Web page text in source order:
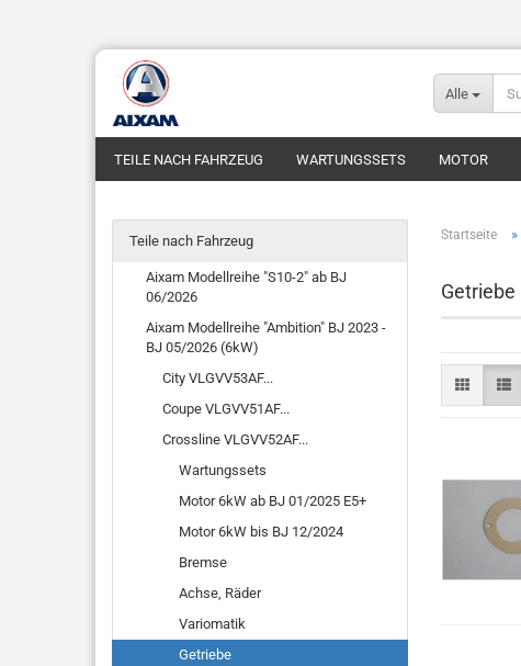
Alle
TEILE NACH FAHRZEUG WARTUNGSSETS MOTOR
Startseite »
Getriebe
Teile nach Fahrzeug
Aixam Modellreihe "S10-2" ab BJ
06/2026
Aixam Modellreihe "Ambition" BJ 2023 -
BJ 05/2026 (6kW)
City VLGVV53AF...
Coupe VLGVV51AF...
Crossline VLGVV52AF...
Wartungssets
Motor 6kW ab BJ 01/2025 E5+
Motor 6kW bis BJ 12/2024
Bremse
Achse, Räder
Variomatik
Getriebe